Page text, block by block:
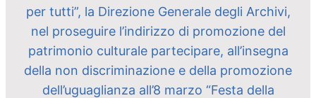
per tutti”, la Direzione Generale degli Archivi,
nel proseguire l’indirizzo di promozione del
patrimonio culturale partecipare, all’insegna
della non discriminazione e della promozione
dell’uguaglianza all’8 marzo “Festa della